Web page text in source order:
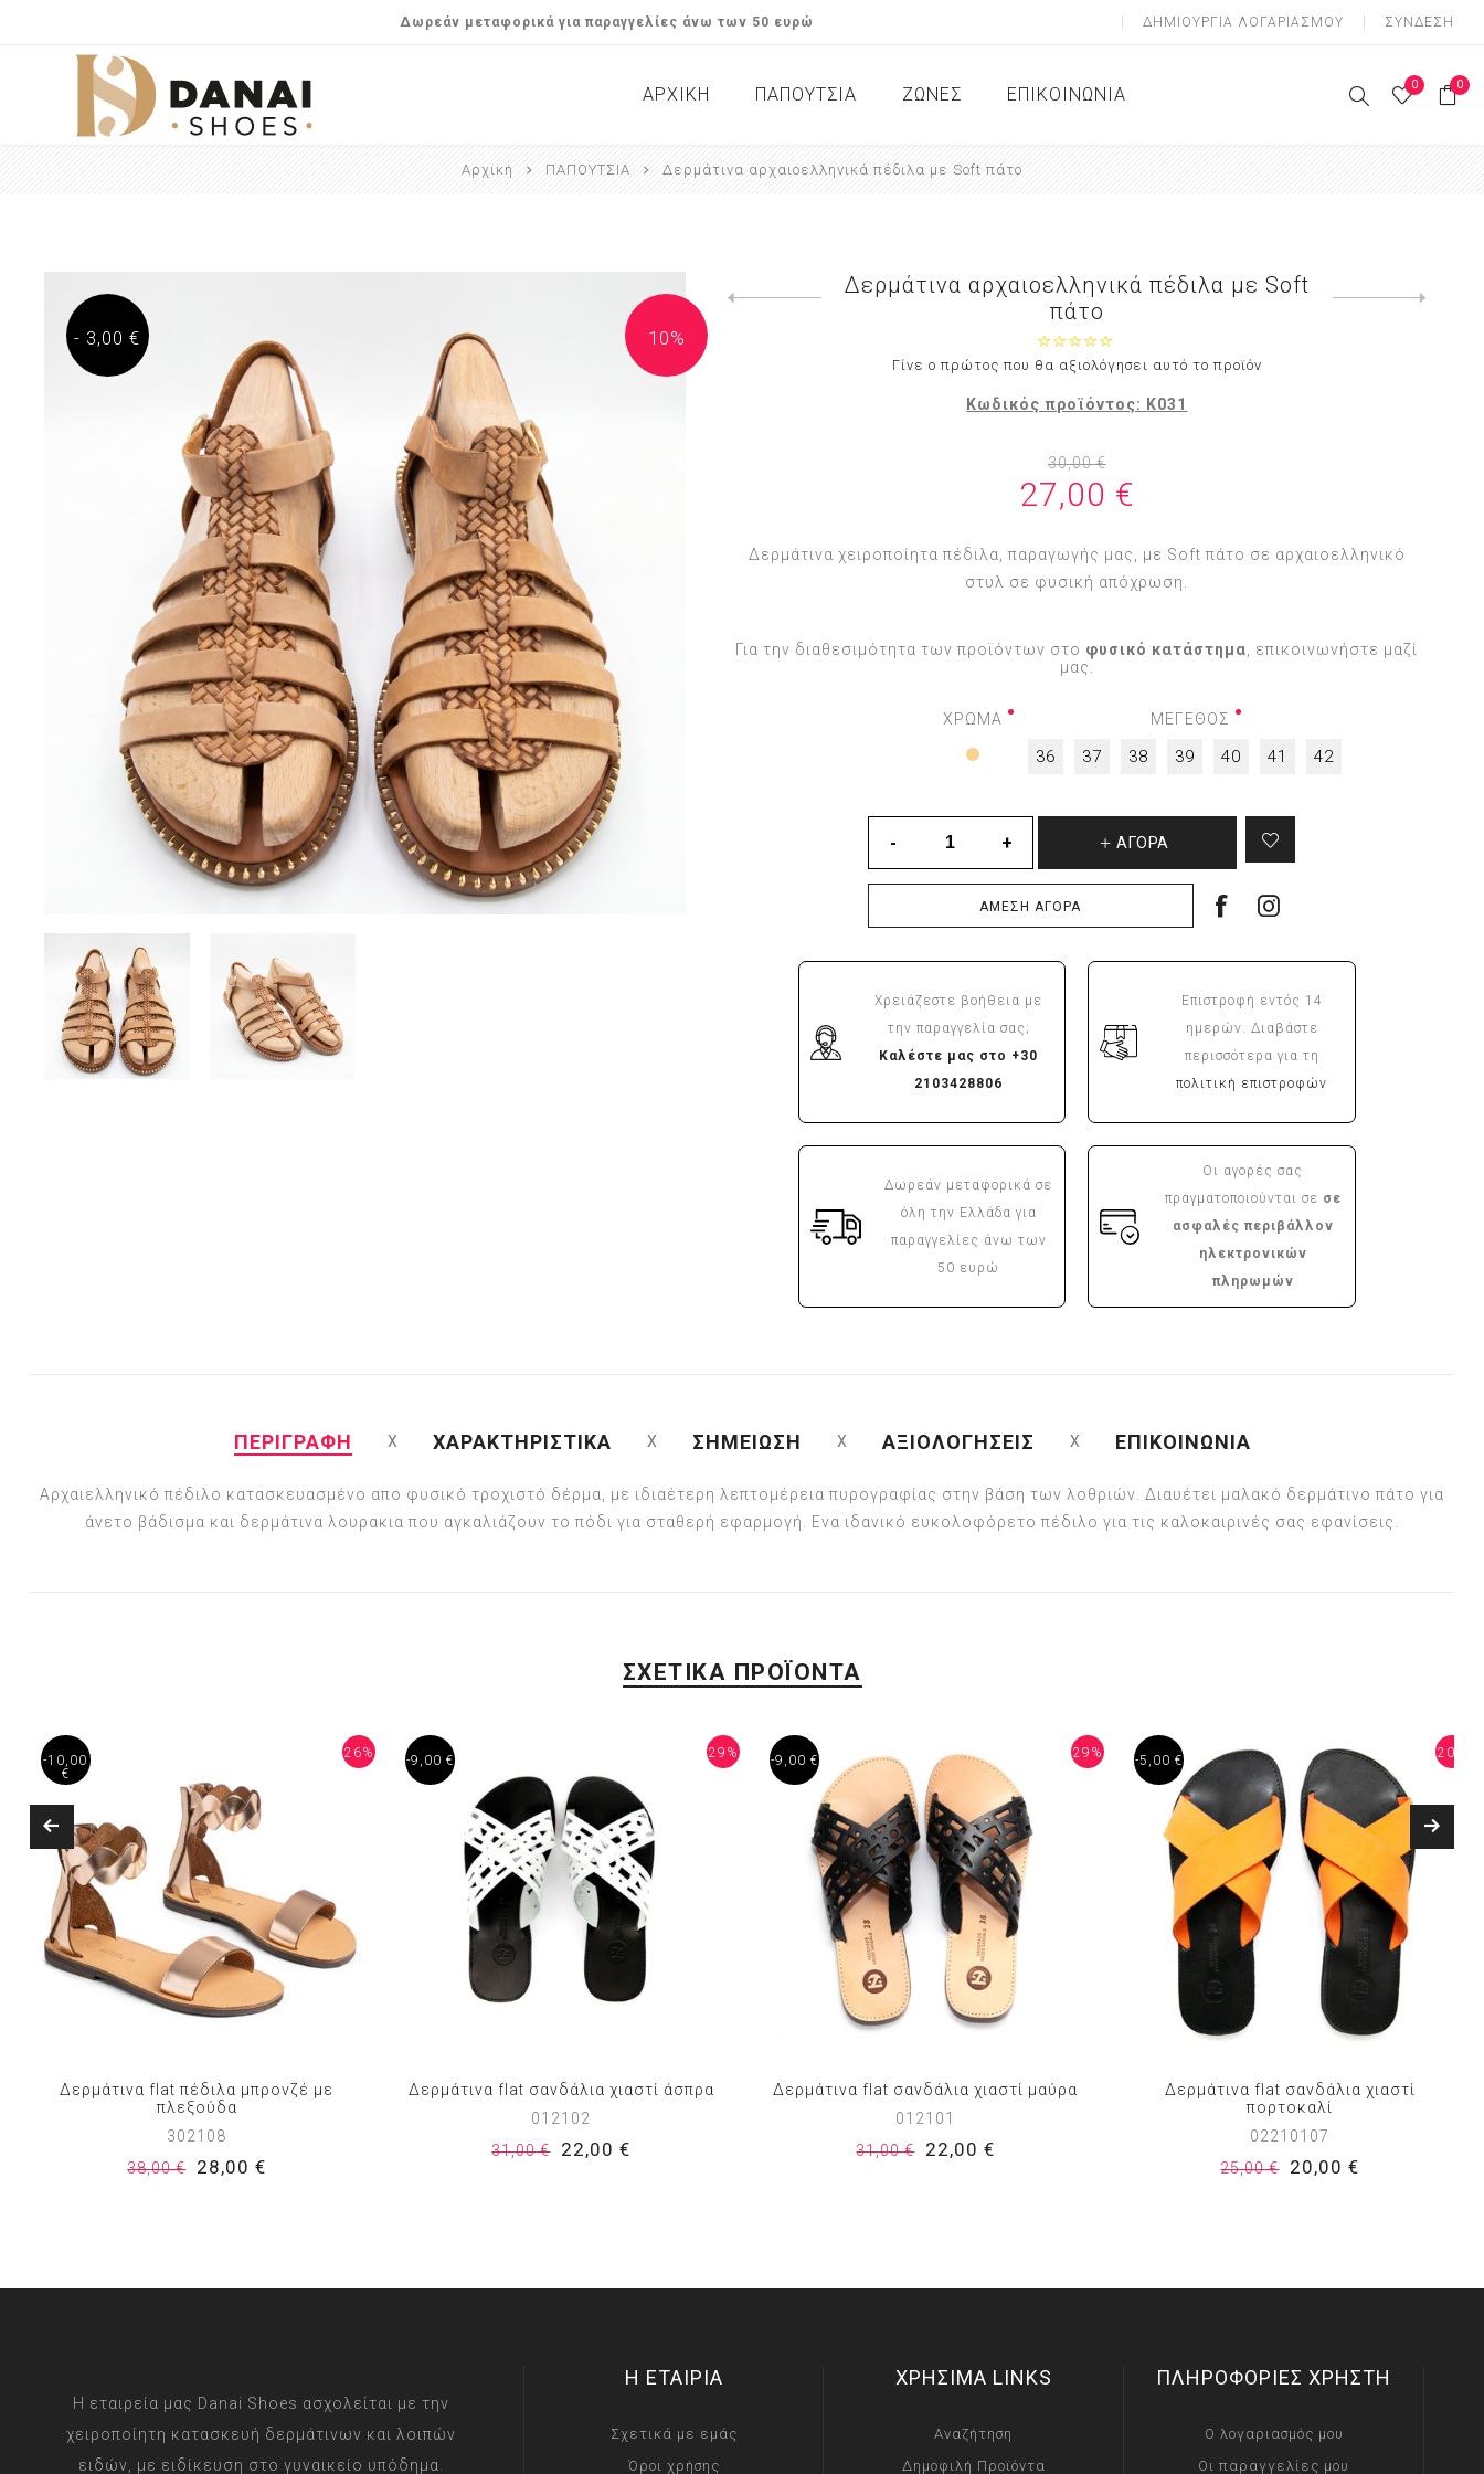
Δωρεάν μεταφορικά για παραγγελίες άνω των 50 ευρώ ΔΗΜΙOΥΡΓΊΑ ΛΟΓΑΡΙΑΣΜΟΎ ΣΎΝΔΕΣΗ
ΑΡΧΙΚΉ ΠΑΠΟΥΤΣΙΑ
Σανδάλια / Flats
ΖΩΝΕΣ
Γυναικείες Ζώνες
ΕΠΙΚΟΙΝΩΝΊΑ 0 0
Αρχική ΠΑΠΟΥΤΣΙΑ Δερμάτινα αρχαιοελληνικά πέδιλα με Soft πάτο
10%
- 3,00 €
Δερμάτινα αρχαιοελληνικά πέδιλα με Soft
πάτο
Γίνε ο πρώτος που θα αξιολόγησει αυτό το προϊόν
Κωδικός προϊόντος: Κ031
30,00 €
27,00 €
Δερμάτινα χειροποίητα πέδιλα, παραγωγής μας, με Soft πάτο σε αρχαιοελληνικό
στυλ σε φυσική απόχρωση.
Για την διαθεσιμότητα των προϊόντων στο φυσικό κατάστημα , επικοινωνήστε μαζί
μας.
ΧΡΩΜΑ ΜΕΓΕΘΟΣ
36 37 38 39 40 41 42
ΑΓΟΡΆ
ΆΜΕΣΗ ΑΓΟΡΆ
Χρειάζεστε βοήθεια με
την παραγγελία σας;
Καλέστε μας στο +30
2103428806
Επιστροφή εντός 14
ημερών. Διαβάστε
περισσότερα για τη
πολιτική επιστροφών
Δωρεάν μεταφορικά σε
όλη την Ελλάδα για
παραγγελίες άνω των
50 ευρώ
Οι αγορές σας
πραγματοποιούνται σε σε
ασφαλές περιβάλλον
ηλεκτρονικών
πληρωμών
ΠΕΡΙΓΡΑΦΗ ΧΑΡΑΚΤΗΡΙΣΤΙΚΑ ΣΗΜΕΙΩΣΗ ΑΞΙΟΛΟΓΗΣΕΙΣ ΕΠΙΚΟΙΝΩΝΙΑ
Αρχαιελληνικό πέδιλο κατασκευασμένο απο φυσικό τροχιστό δέρμα, με ιδιαέτερη λεπτομέρεια πυρογραφίας στην βάση των λοθριών. Διαυέτει μαλακό δερμάτινο πάτο για
άνετο βάδισμα και δερμάτινα λουρακια που αγκαλιάζουν το πόδι για σταθερή εφαρμογή. Ενα ιδανικό ευκολοφόρετο πέδιλο για τις καλοκαιρινές σας εφανίσεις.
ΣΧΕΤΙΚΑ ΠΡΟΪΟΝΤΑ
26%
-10,00
€
Δερμάτινα flat πέδιλα μπρονζέ με
πλεξούδα
302108
38,00 €
28,00 €
29%
-9,00 €
Δερμάτινα flat σανδάλια χιαστί άσπρα
012102
31,00 €
22,00 €
29%
-9,00 €
Δερμάτινα flat σανδάλια χιαστί μαύρα
012101
31,00 €
22,00 €
20%
-5,00 €
Δερμάτινα flat σανδάλια χιαστί
πορτοκαλί
02210107
25,00 €
20,00 €
Η εταιρεία μας Danai Shoes ασχολείται με την
χειροποίητη κατασκευή δερμάτινων και λοιπών
ειδών, με ειδίκευση στο γυναικείο υπόδημα.
Η ΕΤΑΙΡΙΑ
Σχετικά με εμάς
Όροι χρήσης
ΧΡΗΣΙΜΑ LINKS
Αναζήτηση
Δημοφιλή Προϊόντα
ΠΛΗΡΟΦΟΡΙΕΣ ΧΡΗΣΤΗ
Ο λογαριασμός μου
Οι παραγγελίες μου